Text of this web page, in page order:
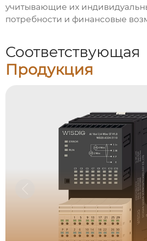
учитывающие их
потребности и финансовые
Соответствующая
Продукция